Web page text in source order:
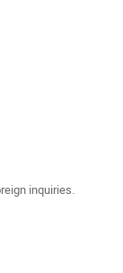
inquiries.